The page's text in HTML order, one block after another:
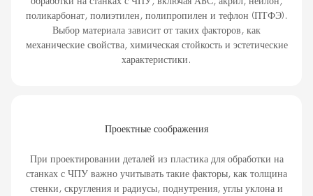
поликарбонат, полиэтилен, полипропилен и тефлон (ПТФЭ).
Выбор материала зависит от таких факторов, как
механические свойства, химическая стойкость и эстетические
характеристики.
Проектные соображения
При проектировании деталей из пластика для обработки на
станках с ЧПУ важно учитывать такие факторы, как толщина
стенки, скругления и радиусы, поднутрения, углы уклона и